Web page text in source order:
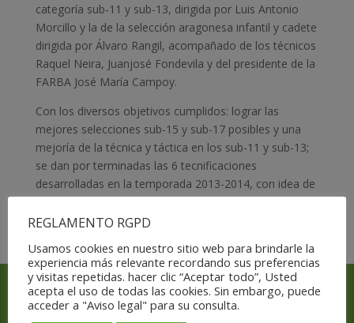
categoría sub-11 y sub-13, dirigida por Luis Antonio
Morcillo y la de la selección aragonesa infantil y cadete
dirigida por Álvaro Rangil, acompañado de los técnicos
Raquel Neira, Juanjosé Fondevila y del presidente de la
FARBA José María Campoy.
Con los diversos objetivos cumplidos: lograr las
mejores selecciones sub-15 y sub-17 posibles y una
mejoría de la técnica y táctica en los sub-11 y sub-13;
se dan por terminadas las 6 tecnificaciones
desarrolladas en la temporada 2013-2014, con idea de
continuidad en próximas temporadas.
Con el apoyo y subvención de
REGLAMENTO RGPD
Usamos cookies en nuestro sitio web para brindarle la
experiencia más relevante recordando sus preferencias
y visitas repetidas. hacer clic “Aceptar todo”, Usted
acepta el uso de todas las cookies. Sin embargo, puede
acceder a "Aviso legal" para su consulta.